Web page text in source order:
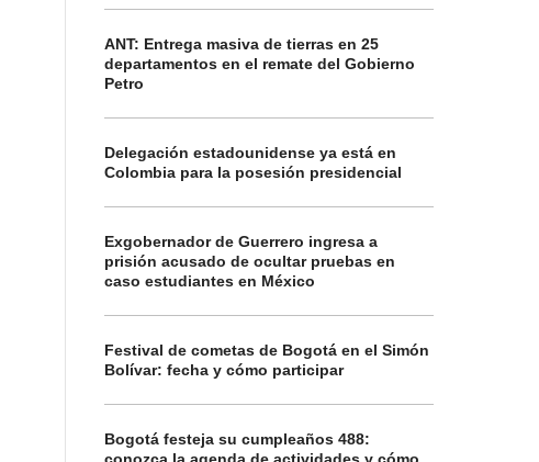
ANT: Entrega masiva de tierras en 25
departamentos en el remate del Gobierno
Petro
Delegación estadounidense ya está en
Colombia para la posesión presidencial
Exgobernador de Guerrero ingresa a
prisión acusado de ocultar pruebas en
caso estudiantes en México
Festival de cometas de Bogotá en el Simón
Bolívar: fecha y cómo participar
Bogotá festeja su cumpleaños 488: